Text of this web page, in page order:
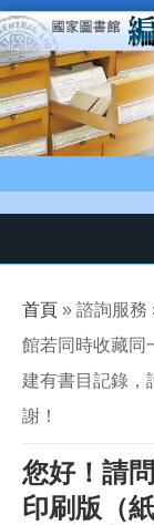
移至主內容
您在這裡
首頁 » 諮詢服務
館若同時收藏同
建有書目記錄，
謝！
您好！請
印刷版（